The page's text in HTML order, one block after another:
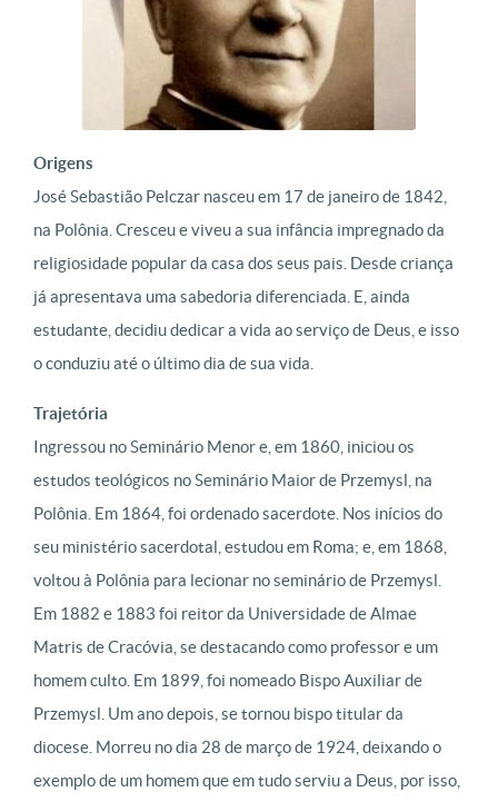
Origens
José Sebastião Pelczar nasceu em 17 de janeiro de 1842,
na Polônia. Cresceu e viveu a sua infância impregnado da
religiosidade popular da casa dos seus pais. Desde criança
já apresentava uma sabedoria diferenciada. E, ainda
estudante, decidiu dedicar a vida ao serviço de Deus, e isso
o conduziu até o último dia de sua vida.
Trajetória
Ingressou no Seminário Menor e, em 1860, iniciou os
estudos teológicos no Seminário Maior de Przemysl, na
Polônia. Em 1864, foi ordenado sacerdote. Nos inícios do
seu ministério sacerdotal, estudou em Roma; e, em 1868,
voltou à Polônia para lecionar no seminário de Przemysl.
Em 1882 e 1883 foi reitor da Universidade de Almae
Matris de Cracóvia, se destacando como professor e um
homem culto. Em 1899, foi nomeado Bispo Auxiliar de
Przemysl. Um ano depois, se tornou bispo titular da
diocese. Morreu no dia 28 de março de 1924, deixando o
exemplo de um homem que em tudo serviu a Deus, por isso,